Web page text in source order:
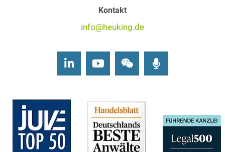
Kontakt
info@heuking.de
LinkedInYoutubeWechat